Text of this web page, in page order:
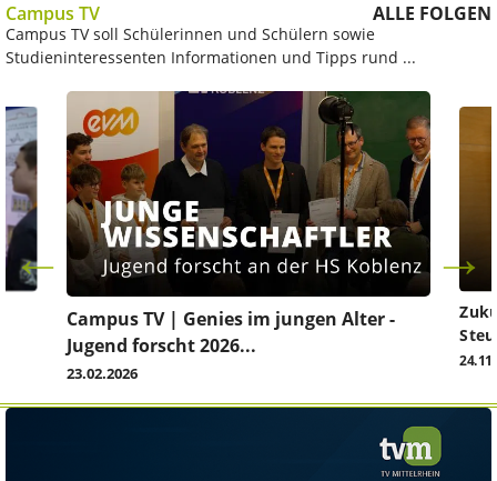
Campus TV ALLE FOLGEN
Campus TV soll Schülerinnen und Schülern sowie
Studieninteressenten Informationen und Tipps rund ...
Campus TV | Genies im jungen Alter -
Jugend forscht 2026...
23.02.2026